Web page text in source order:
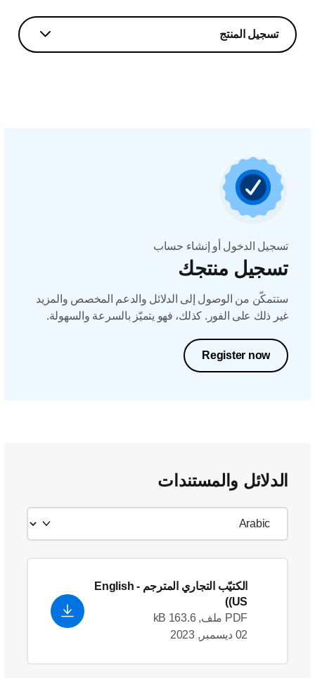
تسجيل المنتج
تسجيل الدخول أو إنشاء حساب
تسجيل منتجك
ستتمكّن من الوصول إلى الدلائل والدعم المخصص والمزيد
غير ذلك على الفور. كذلك، فهو يتميّز بالسرعة والسهولة.
Register now
الدلائل والمستندات
الكتيّب التجاري المترجم
- English
(US)
PDF ملف, 163.6 kB
02 ديسمبر, 2023